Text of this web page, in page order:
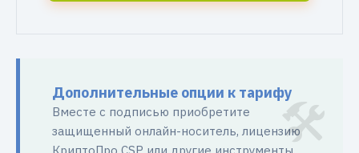
Дополнительные опции к тарифу
Вместе с подписью приобретите
защищенный онлайн-носитель, лицензию